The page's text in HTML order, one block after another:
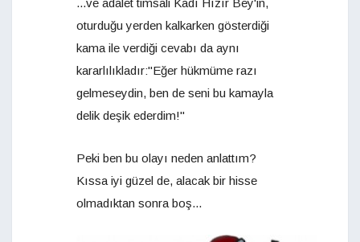
oturduğu yerden kalkarken gösterdiği
kama ile verdiği cevabı da aynı
kararlılıkladır:"Eğer hükmüme razı
gelmeseydin, ben de seni bu kamayla
delik deşik ederdim!"
Peki ben bu olayı neden anlattım?
Kıssa iyi güzel de, alacak bir hisse
olmadıktan sonra boş...